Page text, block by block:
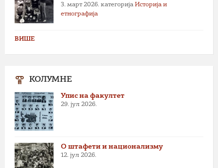
3. март 2026. категорија Историја и
етнографија
ВИШЕ
КОЛУМНЕ
Упис на факултет
29. јул 2026.
О штафети и национализму
12. јул 2026.